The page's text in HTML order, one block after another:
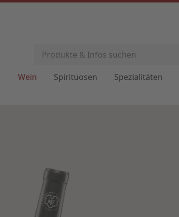
Wein Spirituosen Spezialitäten